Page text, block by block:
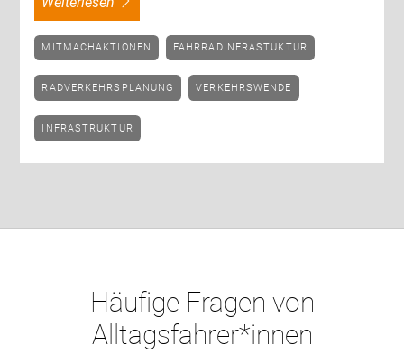
MITMACHAKTIONEN FAHRRADINFRASTUKTUR
RADVERKEHRSPLANUNG VERKEHRSWENDE
INFRASTRUKTUR
Häufige Fragen von
Alltagsfahrer*innen